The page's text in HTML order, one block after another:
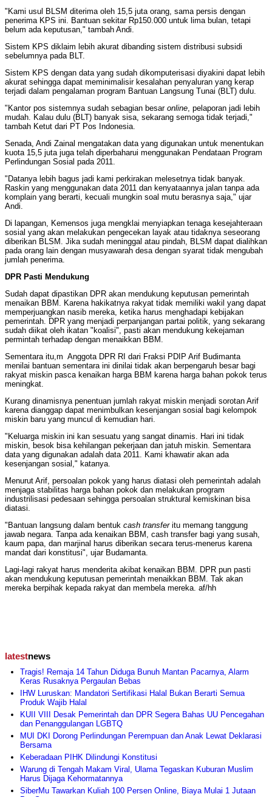
"Kami usul BLSM diterima oleh 15,5 juta orang, sama persis dengan
penerima KPS ini. Bantuan sekitar Rp150.000 untuk lima bulan, tetapi
belum ada keputusan," tambah Andi.
Sistem KPS diklaim lebih akurat dibanding sistem distribusi subsidi
sebelumnya pada BLT.
Sistem KPS dengan data yang sudah dikomputerisasi diyakini dapat lebih
akurat sehingga dapat meminimalisir kesalahan penyaluran yang kerap
terjadi dalam pengalaman program Bantuan Langsung Tunai (BLT) dulu.
"Kantor pos sistemnya sudah sebagian besar online, pelaporan jadi lebih
mudah. Kalau dulu (BLT) banyak sisa, sekarang semoga tidak terjadi,"
tambah Ketut dari PT Pos Indonesia.
Senada, Andi Zainal mengatakan data yang digunakan untuk menentukan
kuota 15,5 juta juga telah diperbaharui menggunakan Pendataan Program
Perlindungan Sosial pada 2011.
"Datanya lebih bagus jadi kami perkirakan melesetnya tidak banyak.
Raskin yang menggunakan data 2011 dan kenyataannya jalan tanpa ada
komplain yang berarti, kecuali mungkin soal mutu berasnya saja," ujar
Andi.
Di lapangan, Kemensos juga mengklai menyiapkan tenaga kesejahteraan
sosial yang akan melakukan pengecekan layak atau tidaknya seseorang
diberikan BLSM. Jika sudah meninggal atau pindah, BLSM dapat dialihkan
pada orang lain dengan musyawarah desa dengan syarat tidak mengubah
jumlah penerima.
DPR Pasti Mendukung
Sudah dapat dipastikan DPR akan mendukung keputusan pemerintah
menaikan BBM. Karena hakikatnya rakyat tidak memiliki wakil yang dapat
memperjuangkan nasib mereka, ketika harus menghadapi kebijakan
pemerintah. DPR yang menjadi perpanjangan partai politik, yang sekarang
sudah diikat oleh ikatan "koalisi", pasti akan mendukung kekejaman
permintah terhadap dengan menaikkan BBM.
Sementara itu,m Anggota DPR RI dari Fraksi PDIP Arif Budimanta
menilai bantuan sementara ini dinilai tidak akan berpengaruh besar bagi
rakyat miskin pasca kenaikan harga BBM karena harga bahan pokok terus
meningkat.
Kurang dinamisnya penentuan jumlah rakyat miskin menjadi sorotan Arif
karena dianggap dapat menimbulkan kesenjangan sosial bagi kelompok
miskin baru yang muncul di kemudian hari.
"Keluarga miskin ini kan sesuatu yang sangat dinamis. Hari ini tidak
miskin, besok bisa kehilangan pekerjaan dan jatuh miskin. Sementara
data yang digunakan adalah data 2011. Kami khawatir akan ada
kesenjangan sosial," katanya.
Menurut Arif, persoalan pokok yang harus diatasi oleh pemerintah adalah
menjaga stabilitas harga bahan pokok dan melakukan program
industrilisasi pedesaan sehingga persoalan struktural kemiskinan bisa
diatasi.
"Bantuan langsung dalam bentuk cash transferitu memang tanggung
jawab negara. Tanpa ada kenaikan BBM, cash transfer bagi yang susah,
kaum papa, dan marjinal harus diberikan secara terus-menerus karena
mandat dari konstitusi", ujar Budamanta.
Lagi-lagi rakyat harus menderita akibat kenaikan BBM. DPR pun pasti
akan mendukung keputusan pemerintah menaikkan BBM. Tak akan
mereka berpihak kepada rakyat dan membela mereka. af/hh
latestnews
Tragis! Remaja 14 Tahun Diduga Bunuh Mantan Pacarnya, Alarm
Keras Rusaknya Pergaulan Bebas
IHW Luruskan: Mandatori Sertifikasi Halal Bukan Berarti Semua
Produk Wajib Halal
KUII VIII Desak Pemerintah dan DPR Segera Bahas UU Pencegahan
dan Penanggulangan LGBTQ
MUI DKI Dorong Perlindungan Perempuan dan Anak Lewat Deklarasi
Bersama
Keberadaan PIHK Dilindungi Konstitusi
Warung di Tengah Makam Viral, Ulama Tegaskan Kuburan Muslim
Harus Dijaga Kehormatannya
SiberMu Tawarkan Kuliah 100 Persen Online, Biaya Mulai 1 Jutaan